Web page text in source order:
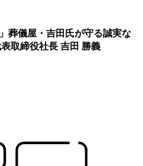
葬儀屋・吉田氏が守る誠実な
取締役社長 吉田 勝義